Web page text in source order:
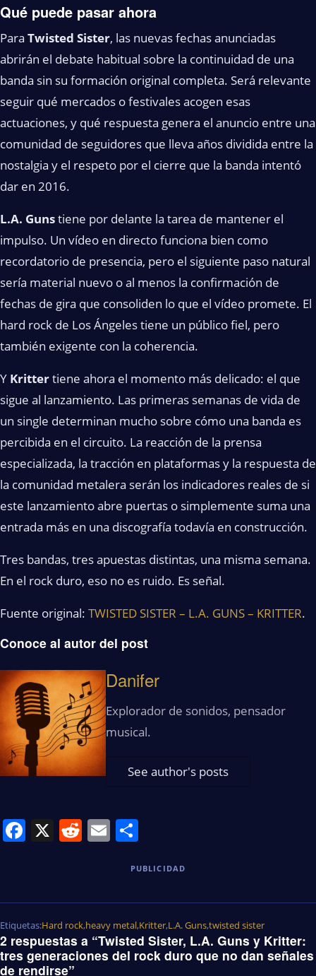
Qué puede pasar ahora
Para Twisted Sister, las nuevas fechas anunciadas
abrirán el debate habitual sobre la continuidad de una
banda sin su formación original completa. Será relevante
seguir qué mercados o festivales acogen esas
actuaciones, y qué respuesta genera el anuncio entre una
comunidad de seguidores que lleva años dividida entre la
nostalgia y el respeto por el cierre que la banda intentó
dar en 2016.
L.A. Gunstiene por delante la tarea de mantener el
impulso. Un vídeo en directo funciona bien como
recordatorio de presencia, pero el siguiente paso natural
sería material nuevo o al menos la confirmación de
fechas de gira que consoliden lo que el vídeo promete. El
hard rock de Los Ángeles tiene un público fiel, pero
también exigente con la coherencia.
Y Krittertiene ahora el momento más delicado: el que
sigue al lanzamiento. Las primeras semanas de vida de
un single determinan mucho sobre cómo una banda es
percibida en el circuito. La reacción de la prensa
especializada, la tracción en plataformas y la respuesta de
la comunidad metalera serán los indicadores reales de si
este lanzamiento abre puertas o simplemente suma una
entrada más en una discografía todavía en construcción.
Tres bandas, tres apuestas distintas, una misma semana.
En el rock duro, eso no es ruido. Es señal.
Fuente original: TWISTED SISTER – L.A. GUNS – KRITTER.
Conoce al autor del post
Danifer
Explorador de sonidos, pensador
musical.
See author's posts
Facebook
X Reddit
Email
PUBLICIDAD
Etiquetas:Hard rock,heavy metal,Kritter,L.A. Guns,twisted sister
2 respuestas a “Twisted Sister, L.A. Guns y Kritter:
tres generaciones del rock duro que no dan señales
de rendirse”